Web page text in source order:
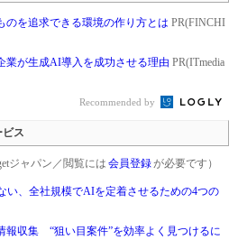
のを追求できる環境の作り方とは PR(FINCHI
が生成AI導入を成功させる理由 PR(ITmedia
Recommended by
ス
ジャパン／閲覧には 会員登録が必要です）
い、全社規模でAIを定着させるための4つの
報収集 “狙い目案件”を効率よく見つけるに